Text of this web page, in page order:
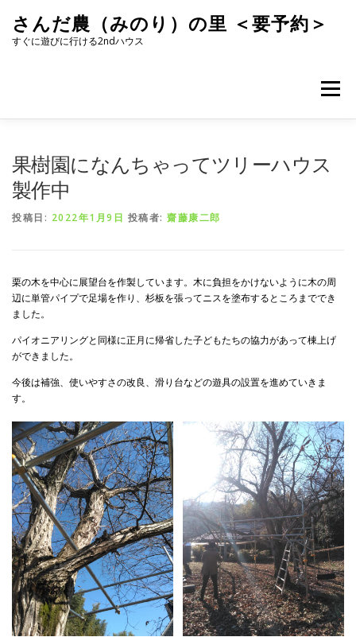
キ
さんだ農（みのり）の里 ＜要予約＞
すぐに遊びに行ける2ndハウス
メニュー
果樹園になんちゃってツリーハウス
製作中
投稿日: 2022年1月9日 投稿者: 齋藤康二郎
栗の木を中心に展望台を作製しています。木に負担をかけないように木の周
辺に単管パイプで足場を作り、杉板を張ってニスを塗布するところまででき
ました。
パイオニアリングと同様に正月に帰省した子どもたちの協力があって棟上げ
ができました。
今後は補強、使いやすさの改良、滑り台などの遊具の設置を進めていきま
す。